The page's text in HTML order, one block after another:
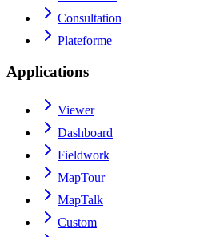
Consultation
Plateforme
Applications
Viewer
Dashboard
Fieldwork
MapTour
MapTalk
Custom